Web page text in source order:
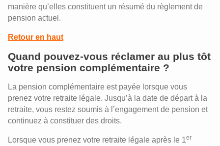
manière qu’elles constituent un résumé du règlement de
pension actuel.
Retour en haut
Quand pouvez-vous réclamer au plus tôt
votre pension complémentaire ?
La pension complémentaire est payée lorsque vous
prenez votre retraite légale. Jusqu’à la date de départ à la
retraite, vous restez soumis à l’engagement de pension et
continuez à constituer des droits.
Lorsque vous prenez votre retraite légale après le 1er